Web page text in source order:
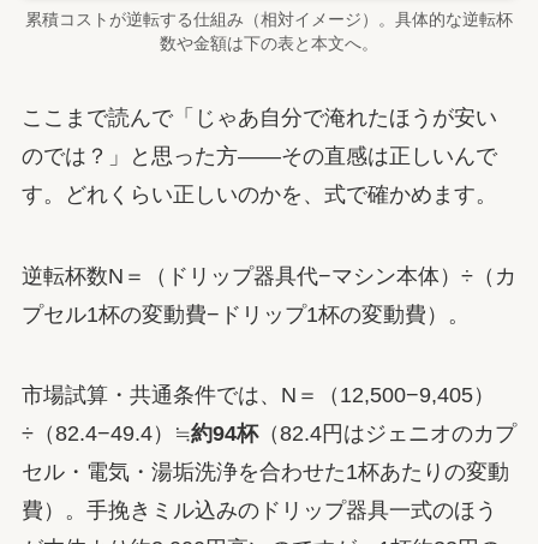
累積コストが逆転する仕組み（相対イメージ）。具体的な逆転杯
数や金額は下の表と本文へ。
ここまで読んで「じゃあ自分で淹れたほうが安い
のでは？」と思った方——その直感は正しいんで
す。どれくらい正しいのかを、式で確かめます。
逆転杯数N＝（ドリップ器具代−マシン本体）÷（カ
プセル1杯の変動費−ドリップ1杯の変動費）。
市場試算・共通条件では、N＝（12,500−9,405）
÷（82.4−49.4）≒約94杯（82.4円はジェニオのカプ
セル・電気・湯垢洗浄を合わせた1杯あたりの変動
費）。手挽きミル込みのドリップ器具一式のほう